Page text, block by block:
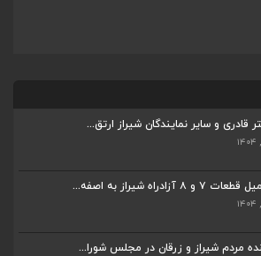
قادری و سایر نمایندگان شیراز ارتق...
شیراز به اصفه...
مردم شیراز و زرقان در مجلس شورا...